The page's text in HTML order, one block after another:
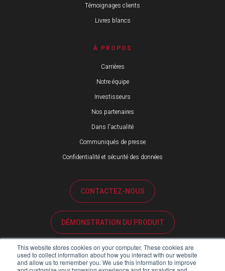
This website stores cookies on your computer. These cookies are
used to collect information about how you interact with our website
and allow us to remember you. We use this information to improve
Témoignages clients
Livres blancs
À PROPOS
Carrières
Notre équipe
Investisseurs
Nos partenaires
Dans l'actualité
Communiqués de presse
Confidentialité et sécurité des données
CONTACTEZ-NOUS
DÉMONSTRATION DU PRODUIT
ASSISTANCE CLIENTÈLE